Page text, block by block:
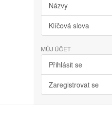
Názvy
Klíčová slova
MŮJ ÚČET
Přihlásit se
Zaregistrovat se